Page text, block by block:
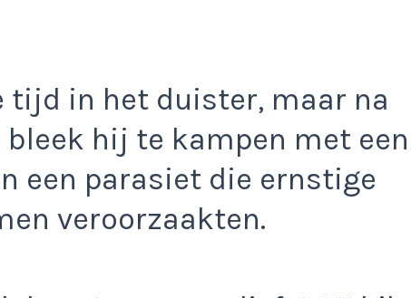
tijd in het duister, maar na
hij te kampen met een
een parasiet die ernstige
veroorzaakten.